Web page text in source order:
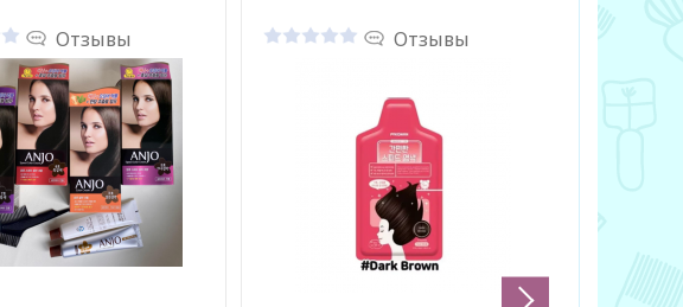
Отзывы Отзывы